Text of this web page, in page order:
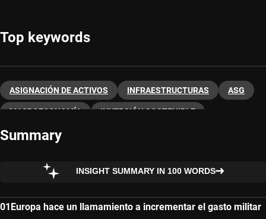
Top keywords
ASIGNACIÓN DE ACTIVOS INFRAESTRUCTURAS ASG
MACROECONOMÍA INVERSIÓN SOSTENIBLE
RENTA VARIABLE
Summary
INSIGHT SUMMARY IN 100 WORDS
Europa hace un llamamiento a incrementar el gasto militar